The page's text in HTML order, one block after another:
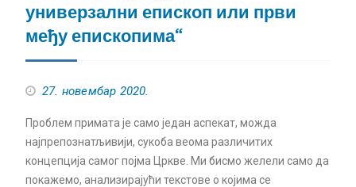
универзални епископ или први
међу епископима“
27. новембар 2020.
Проблем примата је само један аспекат, можда
најпрепознатљивији, сукоба веома различитих
концепција самог појма Цркве. Ми бисмо желели само да
покажемо, анализирајући текстове о којима се